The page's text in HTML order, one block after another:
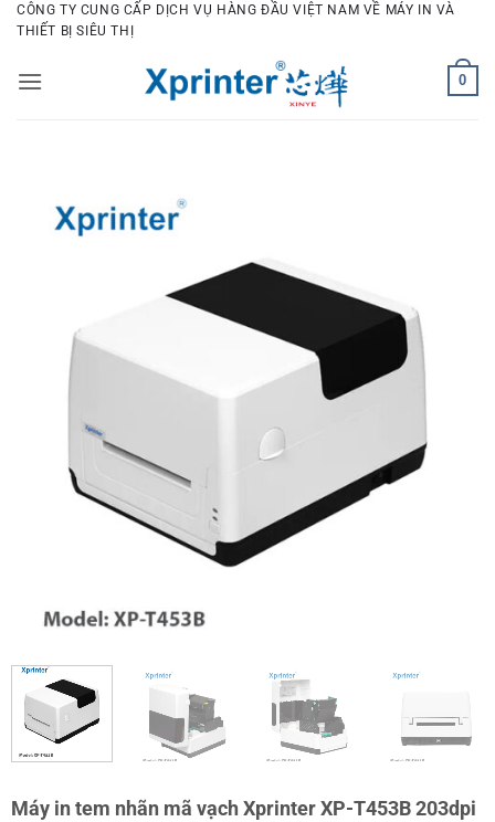
Bỏ
qua
dung
CÔNG TY CUNG CẤP DỊCH VỤ HÀNG ĐẦU VIỆT NAM VỀ MÁY IN VÀ
THIẾT BỊ SIÊU THỊ
0
Máy in tem nhãn mã vạch Xprinter XP-T453B 203dpi